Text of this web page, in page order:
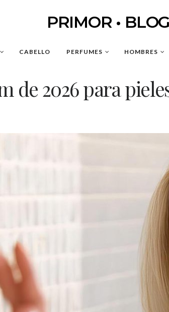
PRIMOR • BLOG
CABELLO PERFUMES HOMBRES
de 2026 para